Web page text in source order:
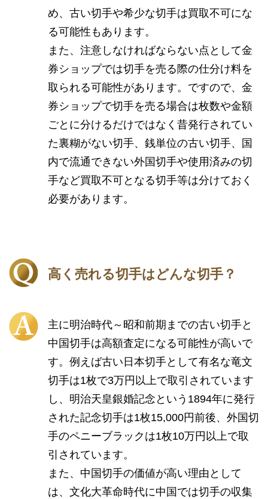
め、古い切手や希少な切手は買取不可にな
る可能性もあります。
また、注意しなければならない点として金
券ショップでは切手を売る際の仕分け料を
取られる可能性があります。ですので、金
券ショップで切手を売る場合は枚数や金額
ごとに分けるだけではなく昔発行されてい
た裏糊がない切手、銭単位の古い切手、国
内で流通できない外国切手や使用済みの切
手など買取不可となる切手等は分けておく
必要があります。
高く売れる切手はどんな切手？
主に明治時代～昭和前期までの古い切手と
中国切手は高額査定になる可能性が高いで
す。例えば古い日本切手として有名な竜文
切手は1枚で3万円以上で取引されています
し、明治天皇銀婚記念という1894年に発行
された記念切手は1枚15,000円前後、外国切
手のペニーブラックは1枚10万円以上で取
引されています。
また、中国切手の価値が高い理由として
は、文化大革命時代に中国では切手の収集